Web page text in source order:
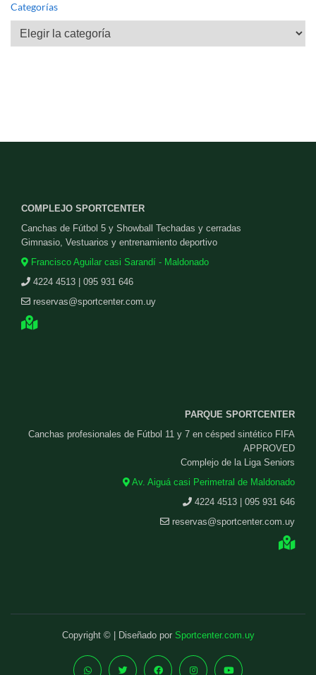
Categorías
Categorías
COMPLEJO SPORTCENTER
Canchas de Fútbol 5 y Showball Techadas y cerradas
Gimnasio, Vestuarios y entrenamiento deportivo
Francisco Aguilar casi Sarandí - Maldonado
4224 4513 | 095 931 646
reservas@sportcenter.com.uy
PARQUE SPORTCENTER
Canchas profesionales de Fútbol 11 y 7 en césped sintético FIFA
APPROVED
Complejo de la Liga Seniors
Av. Aiguá casi Perimetral de Maldonado
4224 4513 | 095 931 646
reservas@sportcenter.com.uy
Copyright © | Diseñado por Sportcenter.com.uy